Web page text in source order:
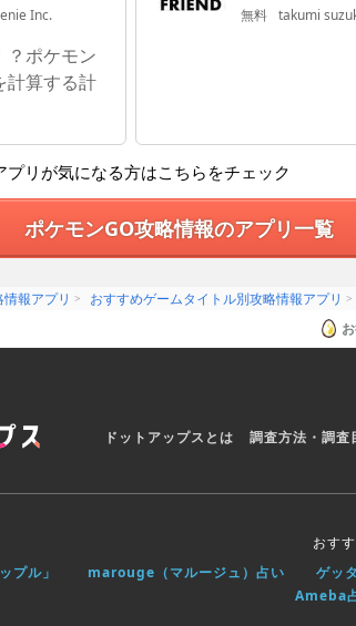
Inc.
？ポケモン
計算する計
無料 takumi
プリが気になる方はこちらをチェック
ポケモンGO攻略情報のアプリ一覧
報アプリ おすすめゲームタイトル別攻略情報アプリ
ドットアップスとは 調査方法・調査
おす
プル」
marouge（マルージュ）占い ゲッ
Ameba